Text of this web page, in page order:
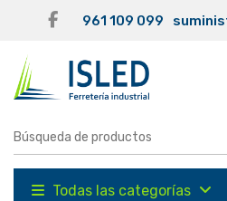
961 109 099
Todas las categorías